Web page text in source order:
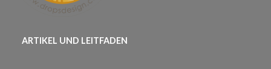
ARTIKEL UND LEITFADEN